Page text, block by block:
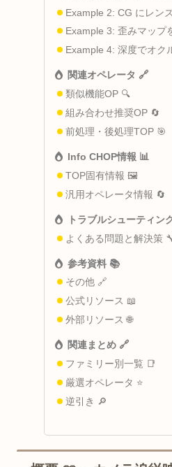
Example 2: CG にレン
Example 3: 歪みマッ
Example 4: 深度でオク
関連オペレータ 🔗
類似機能OP 🔍
組み合わせ推奨OP 🔄
前処理・後処理TOP 🎯
Info CHOP情報 📊
TOP固有情報 🖼️
汎用オペレータ情報 🔄
トラブルシューティン
よくある問題と解決策
参考資料 📚
その他 🔗
公式リソース 📖
外部リソース 🌐
関連まとめ 🔗
ファミリー別一覧 📑
厳選オペレータ ⭐
逆引き 🔎